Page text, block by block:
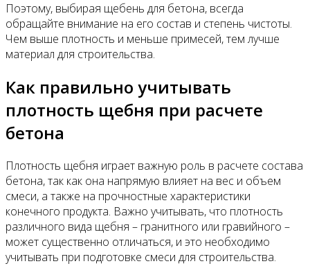
Поэтому, выбирая щебень для бетона, всегда
обращайте внимание на его состав и степень чистоты.
Чем выше плотность и меньше примесей, тем лучше
материал для строительства.
Как правильно учитывать
плотность щебня при расчете
бетона
Плотность щебня играет важную роль в расчете состава
бетона, так как она напрямую влияет на вес и объем
смеси, а также на прочностные характеристики
конечного продукта. Важно учитывать, что плотность
различного вида щебня – гранитного или гравийного –
может существенно отличаться, и это необходимо
учитывать при подготовке смеси для строительства.